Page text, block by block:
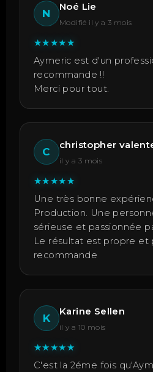
N
Noé Lie
Modifié il y a 3 mois
★★★★★
Aymeric est d'un
recommande !!
Merci pour tout.
C
christopher
il y a 3 mois
★★★★★
Une très bonne
Production. Une
sérieuse et passionnée
Le résultat est propre et
recommande
K
Karine Sellen
il y a 10 mois
★★★★★
C'est la 2éme fois